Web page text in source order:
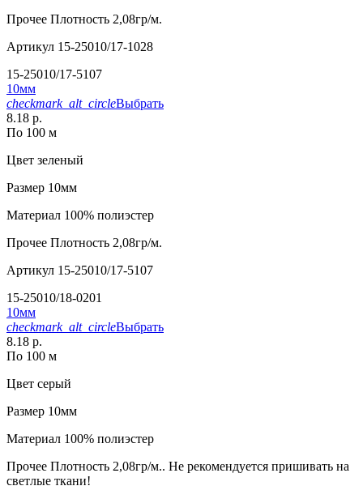
Прочее Плотность 2,08гр/м.
Артикул 15-25010/17-1028
15-25010/17-5107
10мм
checkmark_alt_circleВыбрать
8.18 р.
По 100 м
Цвет зеленый
Размер 10мм
Материал 100% полиэстер
Прочее Плотность 2,08гр/м.
Артикул 15-25010/17-5107
15-25010/18-0201
10мм
checkmark_alt_circleВыбрать
8.18 р.
По 100 м
Цвет серый
Размер 10мм
Материал 100% полиэстер
Прочее Плотность 2,08гр/м.. Не рекомендуется пришивать на
светлые ткани!